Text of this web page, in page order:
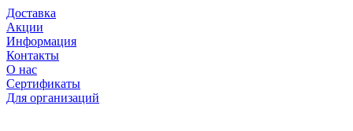
Доставка
Акции
Информация
Контакты
О нас
Сертификаты
Для организаций